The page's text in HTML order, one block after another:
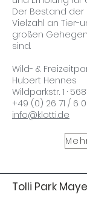
Der Bestand
Vielzahl an Tier-
großen
sind.
Wild- &
Hubert Hennes
Wildparkstr. 1 ·
+49 (0) 26 71 / 6
info@klotti.de
Tolli Park